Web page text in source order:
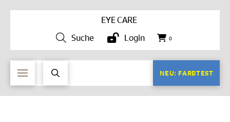
EYE CARE
Suche
Login 0
NEU: FARBTEST